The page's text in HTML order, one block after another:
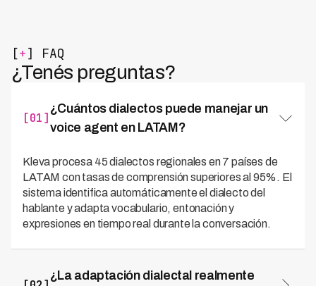
[+] FAQ
¿Tenés preguntas?
[01]
¿Cuántos dialectos puede manejar un
voice agent en LATAM?
Kleva procesa 45 dialectos regionales en 7 países de
LATAM con tasas de comprensión superiores al 95%. El
sistema identifica automáticamente el dialecto del
hablante y adapta vocabulario, entonación y
expresiones en tiempo real durante la conversación.
¿La adaptación dialectal realmente